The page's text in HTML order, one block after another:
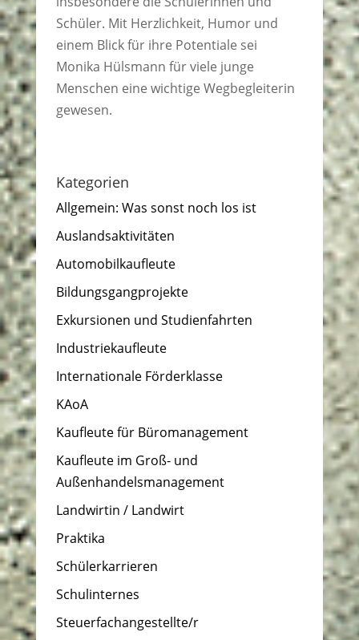
Schüler. Mit Herzlichkeit, Humor und
einem Blick für ihre Potentiale sei
Monika Hülsmann für viele junge
Menschen eine wichtige Wegbegleiterin
gewesen.
Kategorien
Allgemein: Was sonst noch los ist
Auslandsaktivitäten
Automobilkaufleute
Bildungsgangprojekte
Exkursionen und Studienfahrten
Industriekaufleute
Internationale Förderklasse
KAoA
Kaufleute für Büromanagement
Kaufleute im Groß- und
Außenhandelsmanagement
Landwirtin / Landwirt
Praktika
Schülerkarrieren
Schulinternes
Steuerfachangestellte/r